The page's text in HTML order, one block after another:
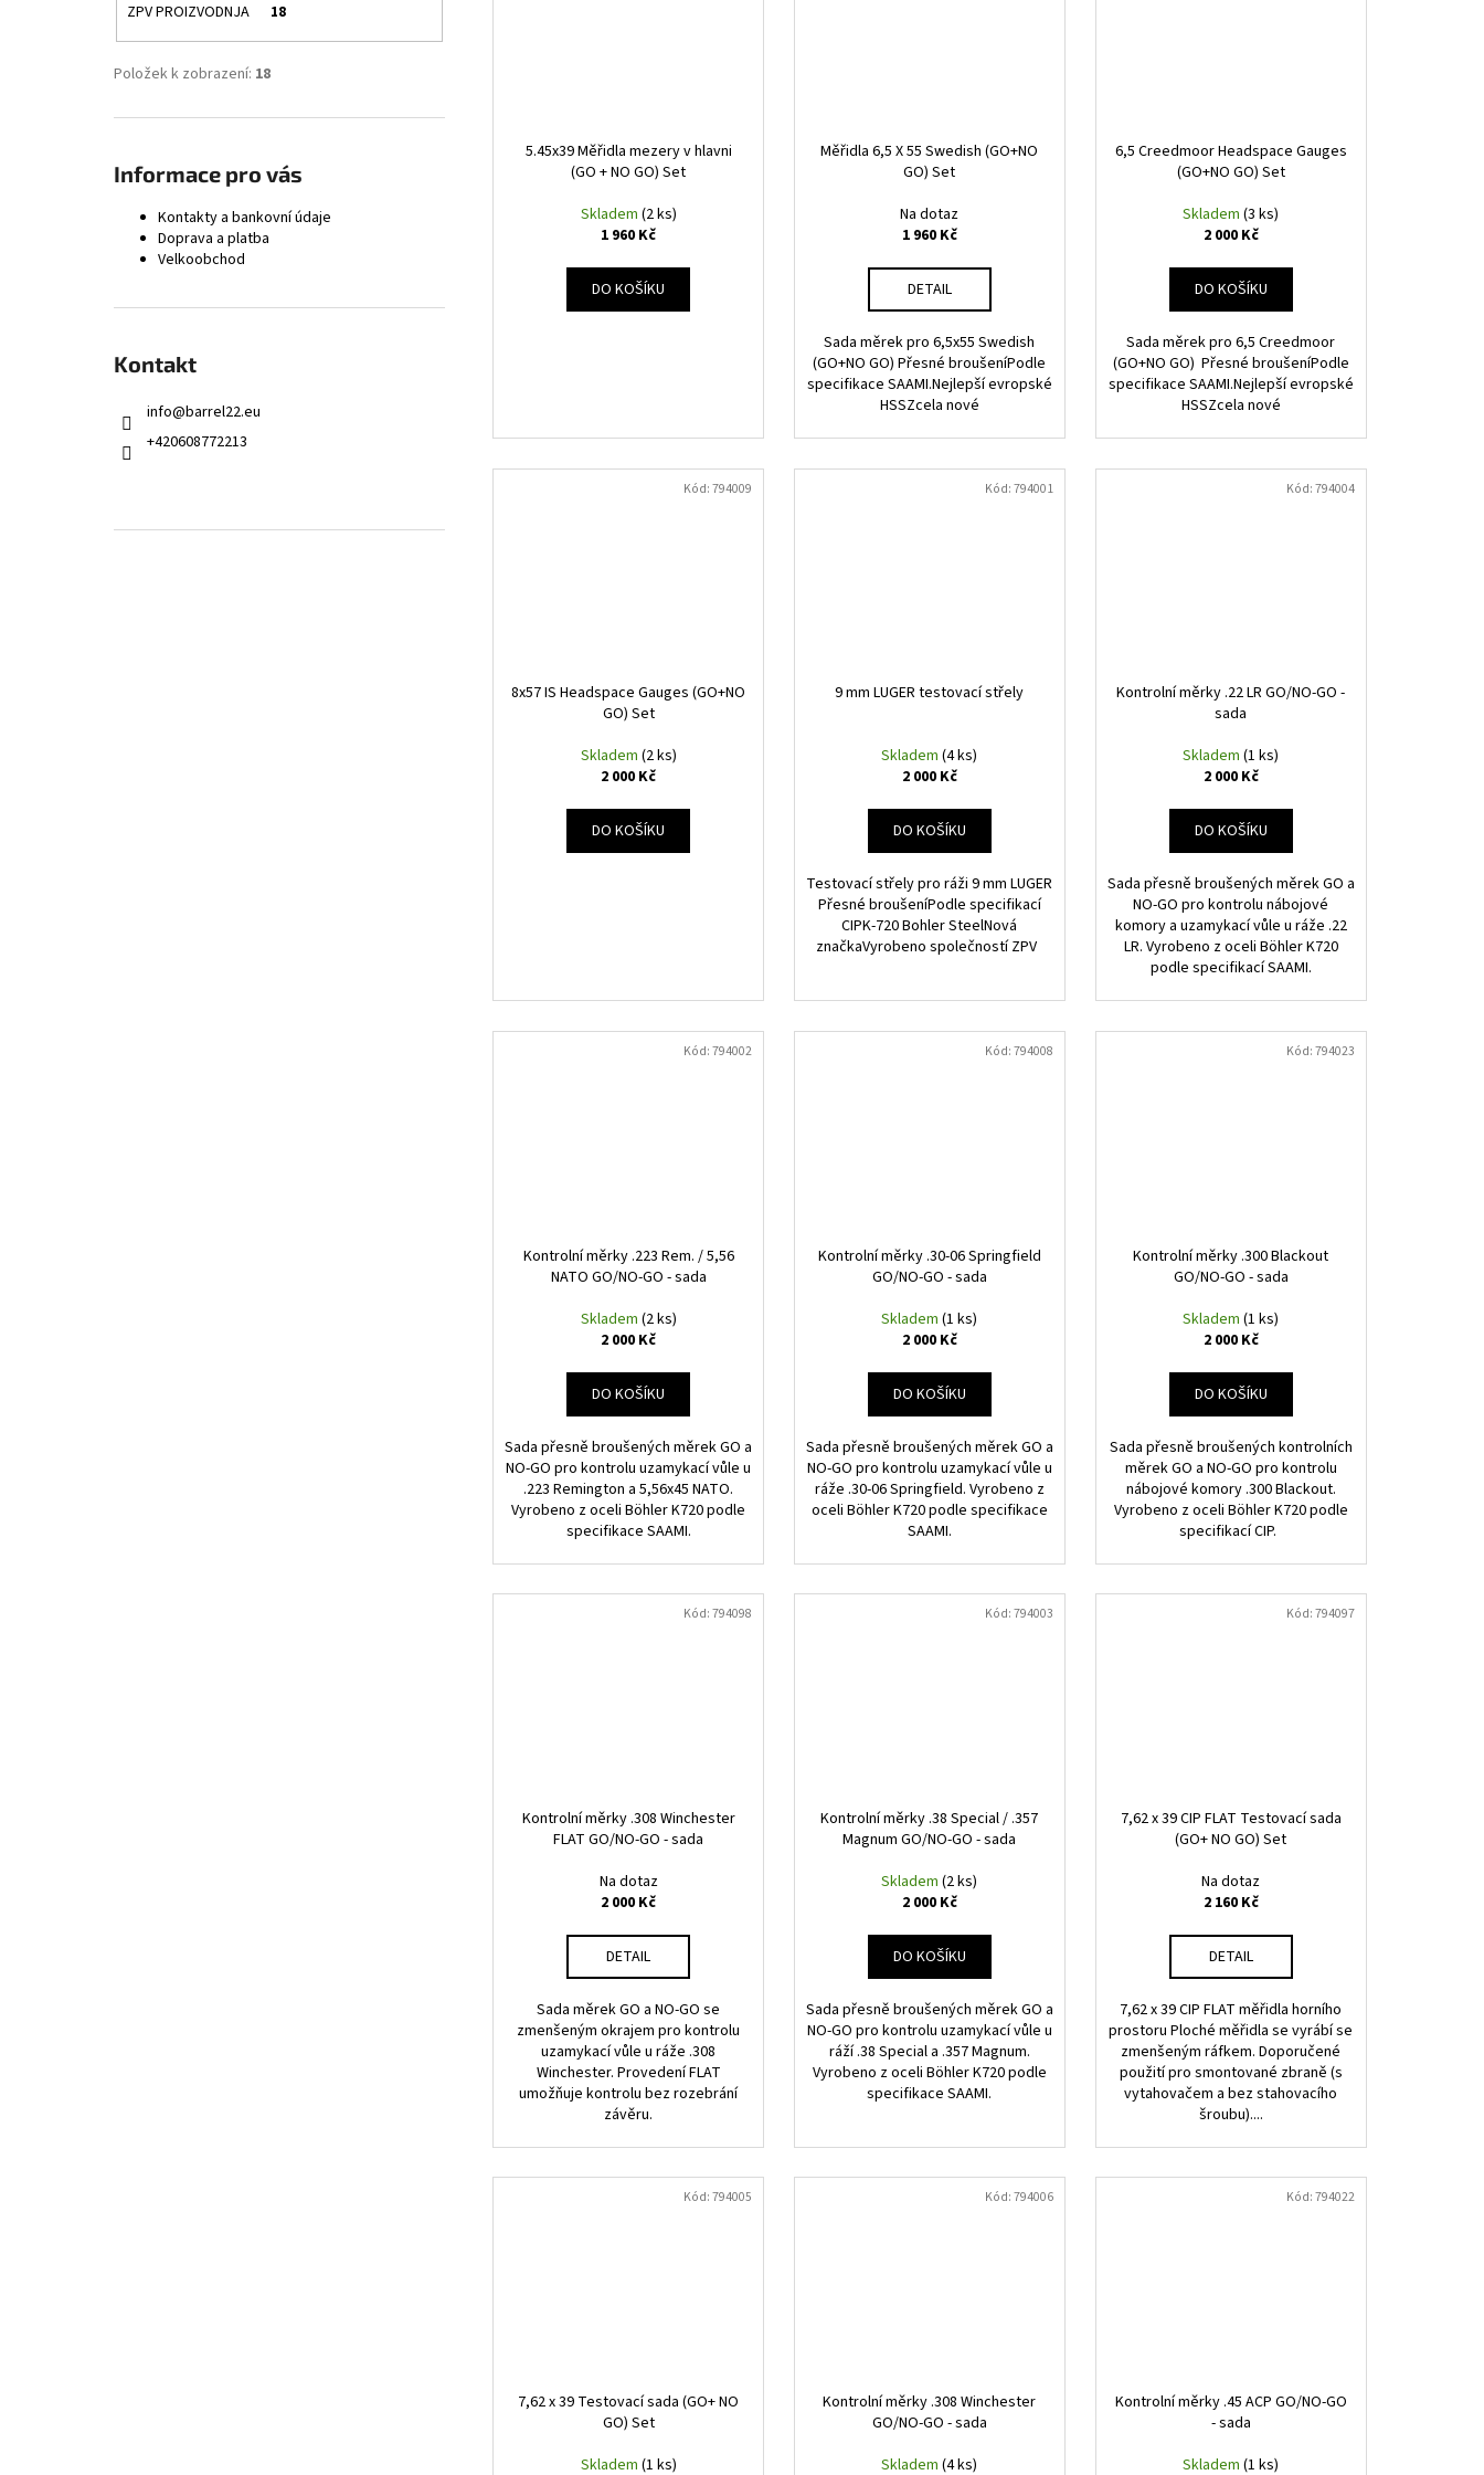
ZPV PROIZVODNJA 18
Položek k zobrazení: 18
Informace pro vás
Kontakty a bankovní údaje
Doprava a platba
Velkoobchod
Kontakt
info@barrel22.eu
+420608772213
5.45x39 Měřidla mezery v hlavni
(GO + NO GO) Set
Skladem (2 ks)
1 960 Kč
DO KOŠÍKU
Měřidla 6,5 X 55 Swedish (GO+NO
GO) Set
Na dotaz
1 960 Kč
DETAIL
Sada měrek pro 6,5x55 Swedish
(GO+NO GO) Přesné broušeníPodle
specifikace SAAMI.Nejlepší evropské
HSSZcela nové
6,5 Creedmoor Headspace Gauges
(GO+NO GO) Set
Skladem(3 ks)
2 000 Kč
DO KOŠÍKU
Sada měrek pro 6,5 Creedmoor
(GO+NO GO) Přesné broušeníPodle
specifikace SAAMI.Nejlepší evropské
HSSZcela nové
8x57 IS Headspace Gauges (GO+NO
GO) Set
Skladem (2 ks)
2 000 Kč
DO KOŠÍKU
Kód:794009
9 mm LUGER testovací střely
Skladem(4 ks)
2 000 Kč
DO KOŠÍKU
Testovací střely pro ráži 9 mm LUGER
Přesné broušeníPodle specifikací
CIPK-720 Bohler SteelNová
značkaVyrobeno společností ZPV
Kód:794001
Kontrolní měrky .22 LR GO/NO-GO -
sada
Skladem(1 ks)
2 000 Kč
DO KOŠÍKU
Sada přesně broušených měrek GO a
NO-GO pro kontrolu nábojové
komory a uzamykací vůle u ráže .22
LR. Vyrobeno z oceli Böhler K720
podle specifikací SAAMI.
Kód:794004
Kontrolní měrky .223 Rem. / 5,56
NATO GO/NO-GO - sada
Skladem (2 ks)
2 000 Kč
DO KOŠÍKU
Sada přesně broušených měrek GO a
NO-GO pro kontrolu uzamykací vůle u
.223 Remington a 5,56x45 NATO.
Vyrobeno z oceli Böhler K720 podle
specifikace SAAMI.
Kód:794002
Kontrolní měrky .30-06 Springfield
GO/NO-GO - sada
Skladem(1 ks)
2 000 Kč
DO KOŠÍKU
Sada přesně broušených měrek GO a
NO-GO pro kontrolu uzamykací vůle u
ráže .30-06 Springfield. Vyrobeno z
oceli Böhler K720 podle specifikace
SAAMI.
Kód:794008
Kontrolní měrky .300 Blackout
GO/NO-GO - sada
Skladem(1 ks)
2 000 Kč
DO KOŠÍKU
Sada přesně broušených kontrolních
měrek GO a NO-GO pro kontrolu
nábojové komory .300 Blackout.
Vyrobeno z oceli Böhler K720 podle
specifikací CIP.
Kód:794023
Kontrolní měrky .308 Winchester
FLAT GO/NO-GO - sada
Na dotaz
2 000 Kč
DETAIL
Sada měrek GO a NO-GO se
zmenšeným okrajem pro kontrolu
uzamykací vůle u ráže .308
Winchester. Provedení FLAT
umožňuje kontrolu bez rozebrání
závěru.
Kód:794098
Kontrolní měrky .38 Special / .357
Magnum GO/NO-GO - sada
Skladem(2 ks)
2 000 Kč
DO KOŠÍKU
Sada přesně broušených měrek GO a
NO-GO pro kontrolu uzamykací vůle u
ráží .38 Special a .357 Magnum.
Vyrobeno z oceli Böhler K720 podle
specifikace SAAMI.
Kód:794003
7,62 x 39 CIP FLAT Testovací sada
(GO+ NO GO) Set
Na dotaz
2 160 Kč
DETAIL
7,62 x 39 CIP FLAT měřidla horního
prostoru Ploché měřidla se vyrábí se
zmenšeným ráfkem. Doporučené
použití pro smontované zbraně (s
vytahovačem a bez stahovacího
šroubu)....
Kód:794097
7,62 x 39 Testovací sada (GO+ NO
GO) Set
Skladem (1 ks)
Kód:794005
Kontrolní měrky .308 Winchester
GO/NO-GO - sada
Skladem(4 ks)
Kód:794006
Kontrolní měrky .45 ACP GO/NO-GO
- sada
Skladem(1 ks)
Kód:794022